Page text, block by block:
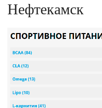
Нефтекамск